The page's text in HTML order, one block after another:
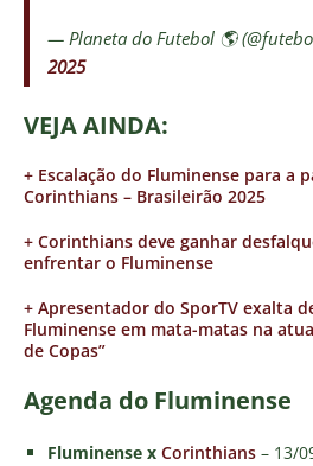
— Planeta do Futebol 🌎
2025
VEJA AINDA:
+ Escalação do Fluminense para a
Corinthians – Brasileirão 2025
+ Corinthians deve ganhar
enfrentar o Fluminense
+ Apresentador do SporTV exalta
Fluminense em mata-matas na
de Copas”
Agenda do Fluminense
Fluminense x Corinthians – 13/